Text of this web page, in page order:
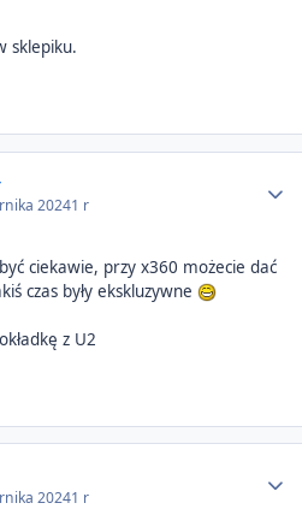
sklepiku.
20241 r
ciekawie, przy x360 możecie dać
czas były ekskluzywne
z U2
20241 r